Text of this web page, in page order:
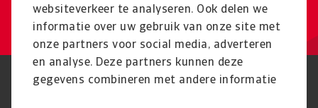
websiteverkeer te analyseren. Ook delen we
informatie over uw gebruik van onze site met
onze partners voor social media, adverteren
en analyse. Deze partners kunnen deze
gegevens combineren met andere informatie
Phishing en Security
Privacyverklaring